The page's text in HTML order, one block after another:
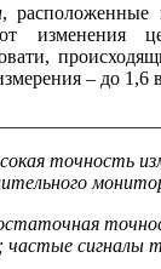
, расположенные
изменения
– до 1,6
точность
; частые сигналы